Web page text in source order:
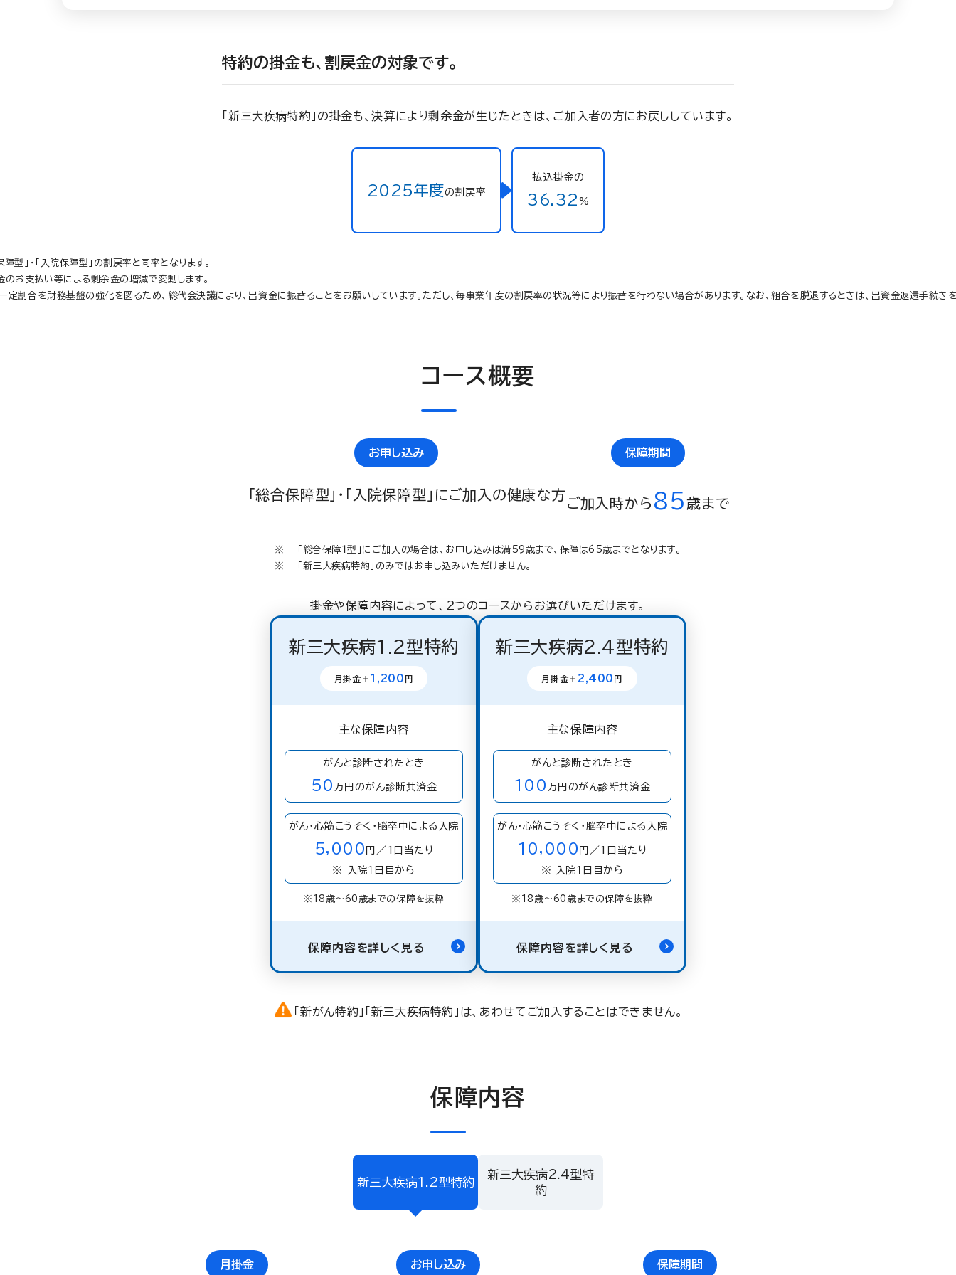
特約の掛金も、割戻金の対象です。
「新三大疾病特約」の掛金も、決算により剰余金が生じたときは、ご加入者の方にお戻ししています。
2025年度の割戻率
払込掛金の
36.32 %
型」・「入院保障型」の割戻率と同率となります。
のお支払い等による剰余金の増減で変動します。
定割合を財務基盤の強化を図るため、総代会決議により、出資金に振替ることをお願いしています。ただし、毎事業年度の割戻率の状況等により振替を行わない場合があります。なお、組合を脱退するときは、出資金返還手続き
コース概要
お申し込み
「総合保障型」・「入院保障型」にご加入の健康な方
保障期間
ご加入時から 85歳まで
「総合保障１型」にご加入の場合は、お申し込みは満59歳まで、保障は65歳までとなります。
「新三大疾病特約」のみではお申し込みいただけません。
掛金や保障内容によって、２つのコースからお選びいただけます。
新三大疾病1.2型特約
月掛金＋ 1,200 円
主な保障内容
がんと診断されたとき
50 万円のがん診断共済金
がん・心筋こうそく・脳卒中による入院
5,000 円／1日当たり
※ 入院１日目から
※18歳〜60歳までの保障を抜粋
保障内容を詳しく見る
新三大疾病2.4型特約
月掛金＋ 2,400 円
主な保障内容
がんと診断されたとき
100 万円のがん診断共済金
がん・心筋こうそく・脳卒中による入院
10,000 円／1日当たり
※ 入院１日目から
※18歳〜60歳までの保障を抜粋
保障内容を詳しく見る
「新がん特約」「新三大疾病特約」は、あわせてご加入することはできません。
保障内容
新三大疾病1.2型特約
新三大疾病2.4型特
約
月掛金 お申し込み 保障期間